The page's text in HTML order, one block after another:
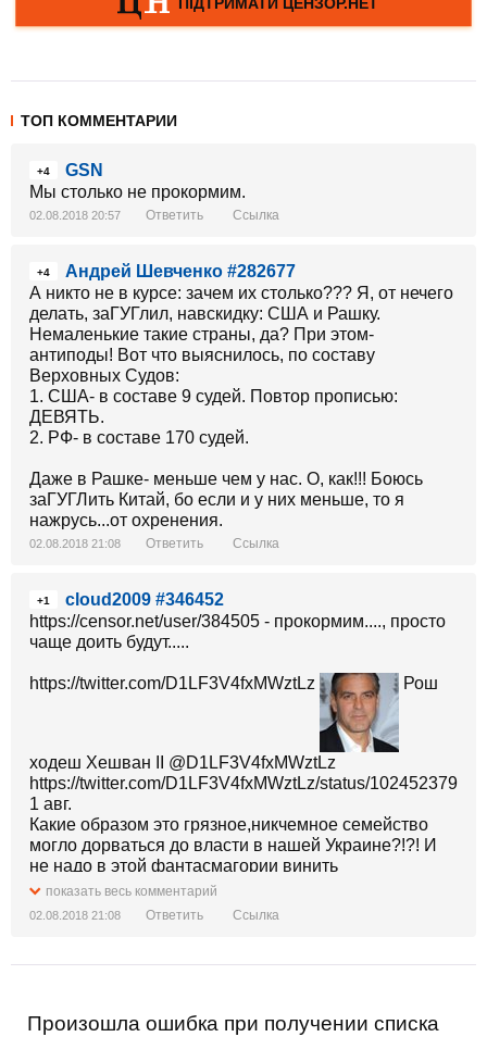
ТОП КОММЕНТАРИИ
+4
GSN
Мы столько не прокормим.
02.08.2018 20:57 Ответить Ссылка
+4
Андрей Шевченко #282677
А никто не в курсе: зачем их столько??? Я, от нечего
делать, заГУГлил, навскидку: США и Рашку.
Немаленькие такие страны, да? При этом-
антиподы! Вот что выяснилось, по составу
Верховных Судов:
1. США- в составе 9 судей. Повтор прописью:
ДЕВЯТЬ.
2. РФ- в составе 170 судей.
Даже в Рашке- меньше чем у нас. О, как!!! Боюсь
заГУГЛить Китай, бо если и у них меньше, то я
нажрусь...от охренения.
02.08.2018 21:08 Ответить Ссылка
+1
cloud2009 #346452
https://censor.net/user/384505 - прокормим...., просто
чаще доить будут.....
https://twitter.com/D1LF3V4fxMWztLz Рош
ходеш Хешван II‏ @D1LF3V4fxMWztLz
https://twitter.com/D1LF3V4fxMWztLz/status/
1 авг.
Какие образом это грязное,никчемное семейство
могло дорваться до власти в нашей Украине?!?! И
не надо в этой фантасмагории винить
*****,Медведчука или Ахметова. Это мы их
выбрали.Вернее допустили,что-бы регион
показать весь комментарий
02.08.2018 21:08 Ответить Ссылка
Произошла ошибка при получении списка